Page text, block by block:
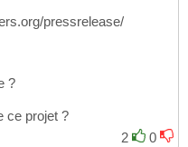
pressrelease/
?
ce projet ?
2
0